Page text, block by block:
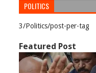
POLITICS
3/Politics/post-per-tag
Featured Post